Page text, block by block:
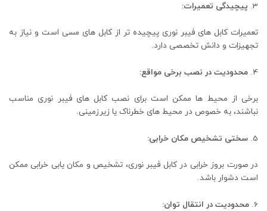
پیچیدگی تعمیرات:
تعمیرات کابل ‌های فیبر نوری پیچیده ‌تر از کابل‌ های مسی است و نیاز به
تجهیزات و دانش تخصصی دارد.
محدودیت در نصب برخی مواقع:
برخی از محیط‌ ها ممکن است برای نصب کابل‌ های فیبر نوری مناسب
نباشند، به خصوص در محیط‌ های خطرناک یا زیرزمینی.
سختی تشخیص مکان خرابی:
در صورت بروز خرابی در کابل فیبر نوری، تشخیص و مکان ‌یابی خرابی ممکن
است دشوار باشد.
محدودیت در انتقال توان: